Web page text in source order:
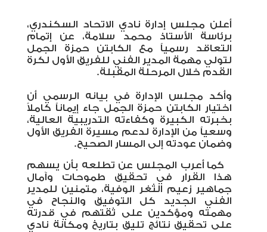
أعلن مجلس إدارة نادي الاتحاد السكندري،
برئاسة الأستاذ محمد سلامة، عن إتمام
التعاقد رسمياً مع الكابتن حمزة الجمل
لتولي مهمة المدير الفني للفريق الأول لكرة
القدم خلال المرحلة المقبلة.
وأكد مجلس الإدارة في بيانه الرسمي أن
اختيار الكابتن حمزة الجمل جاء إيماناً كاملاً
بخبرته الكبيرة وكفاءته التدريبية العالية،
وسعياً من الإدارة لدعم مسيرة الفريق الأول
وضمان عودته إلى المسار الصحيح.
كما أعرب المجلس عن تطلعه بأن يسهم
هذا القرار في تحقيق طموحات وآمال
جماهير زعيم الثغر الوفية، متمنين للمدير
الفني الجديد كل التوفيق والنجاح في
مهمته ومؤكدين على ثقتهم في قدرته
على تحقيق نتائج تليق بتاريخ ومكانة نادي